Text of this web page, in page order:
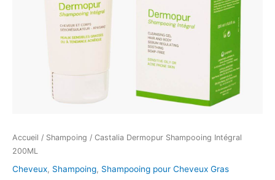
Accueil / Shampoing / Castalia Dermopur Shampooing Intégral
200ML
Cheveux, Shampoing, Shampooing pour Cheveux Gras